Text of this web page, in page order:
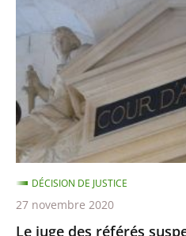
des
référés
suspend
possibilité
d’utiliser
la
visio-
conférence
lors
Le juge des référés
DÉCISION DE JUSTICE
27 novembre 2020